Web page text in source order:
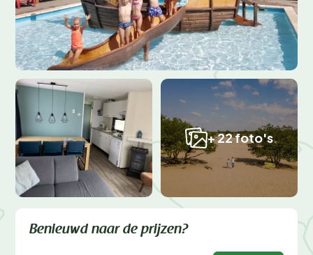
+ 22 foto's
Benieuwd naar de prijzen?